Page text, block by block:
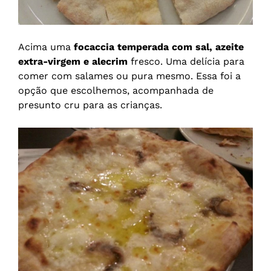
Acima uma focaccia temperada com sal, azeite
extra-virgem e alecrim fresco. Uma delícia para
comer com salames ou pura mesmo. Essa foi a
opção que escolhemos, acompanhada de
presunto cru para as crianças.